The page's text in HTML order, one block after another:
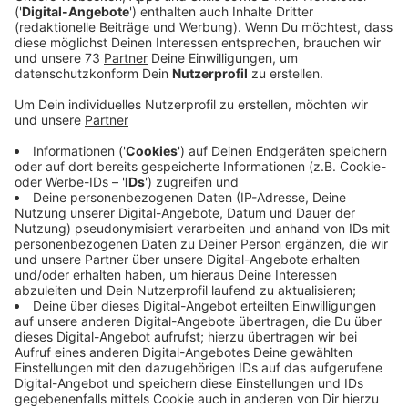
bedanken.
Veröffentlicht:Donnerstag, 06.01.2022 12:15
Neue Gelände in Velen und Vreden
Anzeige
Die Truppe der Rettungshundestaffel Münsterland
freut sich, denn nach ihrem Aufruf bei RADIO WMW
haben sich zwei Geländebesitzerinnen aus Velen und
Vreden beim Verein gemeldet. Jetzt stehen den
Hunden und ihren Trainern zwei neue Gelände zur
Verfügung. Auf denen können die Vierbeiner üben, auch
mit Ablenkungen, wie Spaziergängern oder anderen